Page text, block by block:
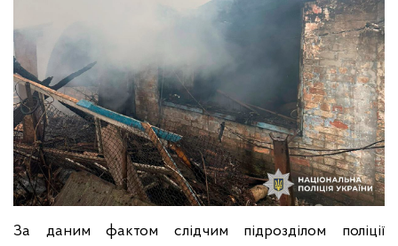
За даним фактом слідчим підрозділом поліції